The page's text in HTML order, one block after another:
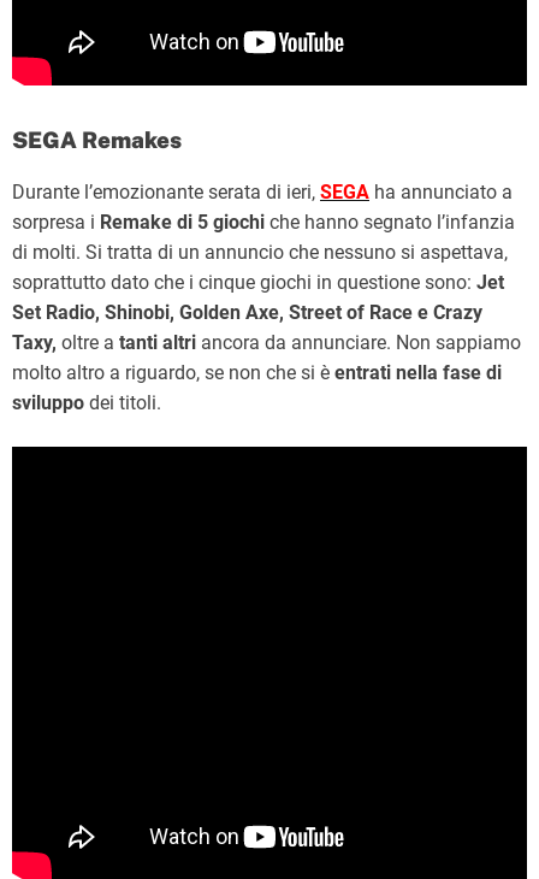
SEGA Remakes
Durante l’emozionante serata di ieri, SEGA ha annunciato a
sorpresa i Remake di 5 giochi che hanno segnato l’infanzia
di molti. Si tratta di un annuncio che nessuno si aspettava,
soprattutto dato che i cinque giochi in questione sono: Jet
Set Radio, Shinobi, Golden Axe, Street of Race e Crazy
Taxy, oltre a tanti altri ancora da annunciare. Non sappiamo
molto altro a riguardo, se non che si è entrati nella fase di
sviluppo dei titoli.